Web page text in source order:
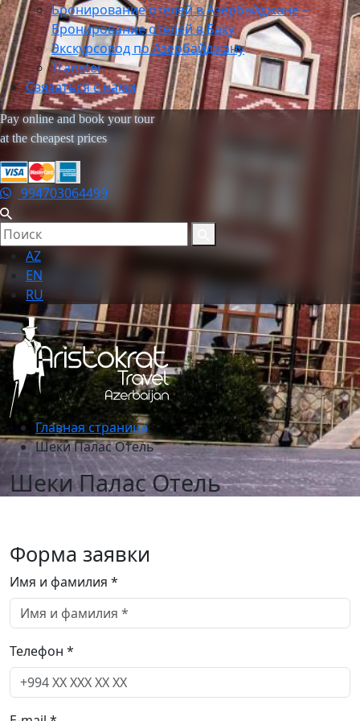
Бронирование отелей в Азербайджане –
Бронирование отелей в Баку
Экскурсовод по Азербайджану
Transfer
Связаться с нами
Pay online and book your tour
at the cheapest prices
994703064499
AZ
EN
RU
Главная страница
Шеки Палас Отель
Шеки Палас Отель
Форма заявки
Имя и фамилия *
Телефон *